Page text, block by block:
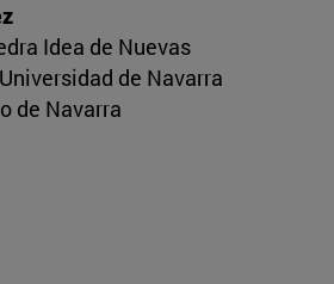
Idea de Nuevas
de Navarra
de Navarra